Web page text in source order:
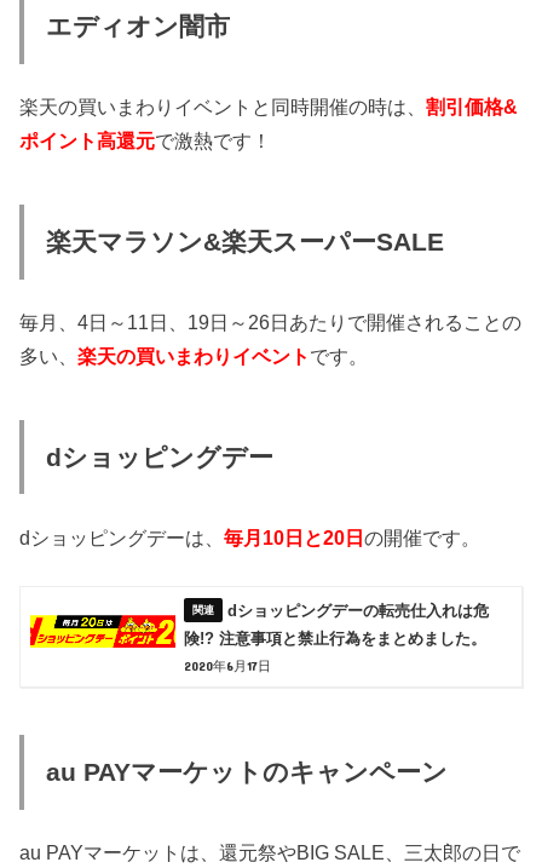
エディオン闇市
楽天の買いまわりイベントと同時開催の時は、割引価格&
ポイント高還元で激熱です！
楽天マラソン&楽天スーパーSALE
毎月、4日～11日、19日～26日あたりで開催されることの
多い、楽天の買いまわりイベント です。
dショッピングデー
dショッピングデーは、毎月10日と20日の開催です。
dショッピングデーの転売仕入れは危
険!? 注意事項と禁止行為をまとめました。
2020年6月17日
au PAYマーケットのキャンペーン
au PAYマーケットは、還元祭やBIG SALE、三太郎の日で